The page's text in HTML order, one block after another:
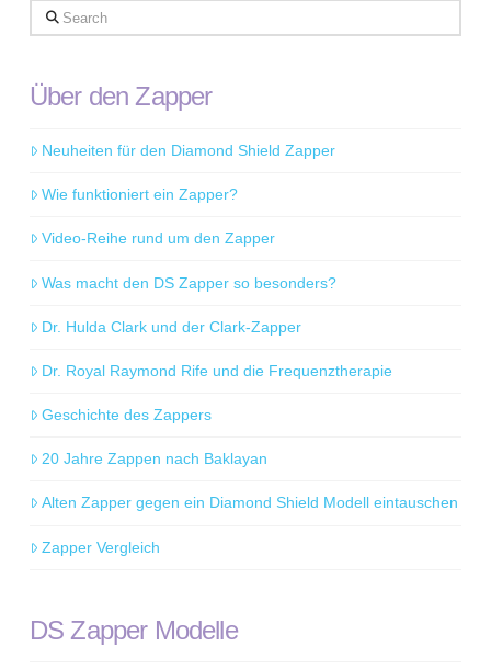
Search
Über den Zapper
Neuheiten für den Diamond Shield Zapper
Wie funktioniert ein Zapper?
Video-Reihe rund um den Zapper
Was macht den DS Zapper so besonders?
Dr. Hulda Clark und der Clark-Zapper
Dr. Royal Raymond Rife und die Frequenztherapie
Geschichte des Zappers
20 Jahre Zappen nach Baklayan
Alten Zapper gegen ein Diamond Shield Modell eintauschen
Zapper Vergleich
DS Zapper Modelle